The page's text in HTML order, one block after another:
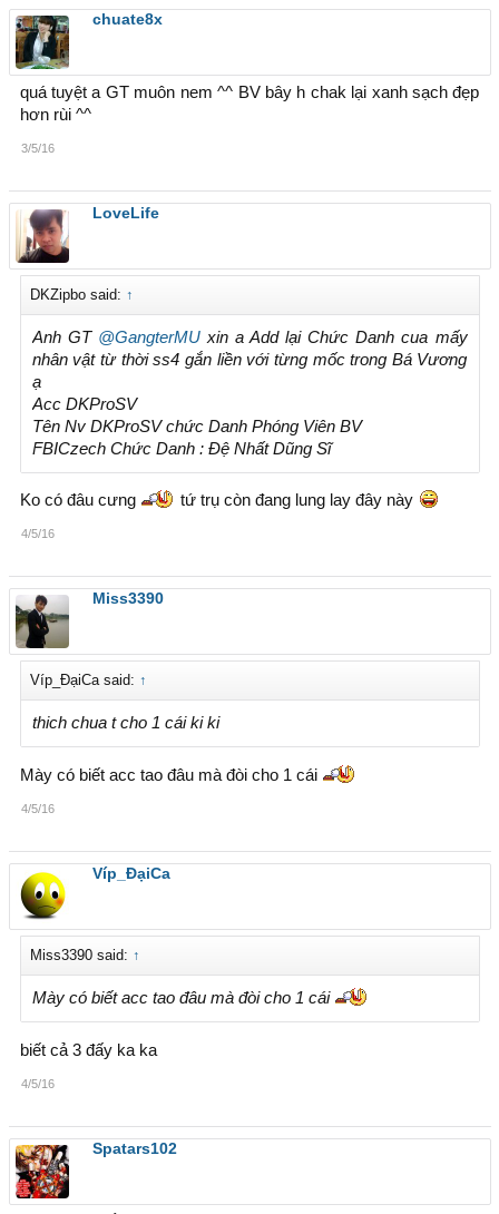
chuate8x
quá tuyệt a GT muôn nem ^^ BV bây h chak lại xanh sạch đẹp
hơn rùi ^^
3/5/16
LoveLife
DKZipbo said: ↑
Anh GT @GangterMUxin a Add lại Chức Danh cua mấy
nhân vật từ thời ss4 gắn liền với từng mốc trong Bá Vương
ạ
Acc DKProSV
Tên Nv DKProSV chức Danh Phóng Viên BV
FBICzech Chức Danh : Đệ Nhất Dũng Sĩ
Ko có đâu cưng tứ trụ còn đang lung lay đây này
4/5/16
Miss3390
Víp_ĐạiCa said: ↑
thich chua t cho 1 cái ki ki
Mày có biết acc tao đâu mà đòi cho 1 cái
4/5/16
Víp_ĐạiCa
Miss3390 said: ↑
Mày có biết acc tao đâu mà đòi cho 1 cái
biết cả 3 đấy ka ka
4/5/16
Spatars102